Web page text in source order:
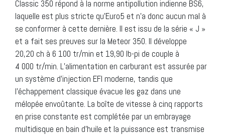
Classic 350 répond à la norme antipollution indienne BS6,
laquelle est plus stricte qu’Euro5 et n’a donc aucun mal à
se conformer à cette dernière. Il est issu de la série « J »
et a fait ses preuves sur la Meteor 350. Il développe
20,20 ch à 6 100 tr/min et 19,90 lb-pi de couple à
4 000 tr/min. L’alimentation en carburant est assurée par
un système d’injection EFI moderne, tandis que
l’échappement classique évacue les gaz dans une
mélopée envoûtante. La boîte de vitesse à cinq rapports
en prise constante est complétée par un embrayage
multidisque en bain d’huile et la puissance est transmise